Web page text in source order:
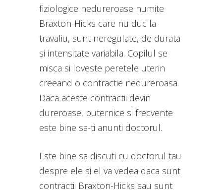
fiziologice nedureroase numite
Braxton-Hicks care nu duc la
travaliu, sunt neregulate, de durata
si intensitate variabila. Copilul se
misca si loveste peretele uterin
creeand o contractie nedureroasa.
Daca aceste contractii devin
dureroase, puternice si frecvente
este bine sa-ti anunti doctorul.
Este bine sa discuti cu doctorul tau
despre ele si el va vedea daca sunt
contractii Braxton-Hicks sau sunt